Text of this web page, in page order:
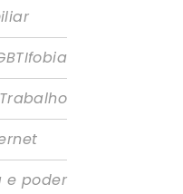
Trabalho
e poder